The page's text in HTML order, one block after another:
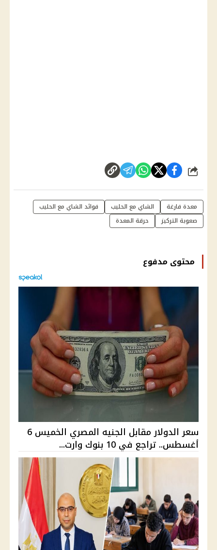
شارك
معدة فارغة الشاي مع الحليب
فوائد الشاي مع الحليب
صعوبة التركيز
حرقة المعدة
محتوى مدفوع
سعر الدولار مقابل الجنيه المصري الخميس 6
أغسطس.. تراجع في 10 بنوك وارت...